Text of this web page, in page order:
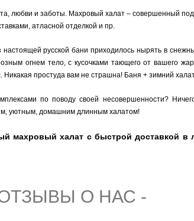
любви и заботы. Махровый халат – совершенный
атласной отделкой и пр.
русской бани приходилось нырять в
огнем тело, с кусочками тающего от вашего
простуда вам не страшна! Баня + зимний
по поводу своей несовершенности? Ничего
уютным, домашним длинным халатом!
махровый халат с быстрой доставкой
О НАС -